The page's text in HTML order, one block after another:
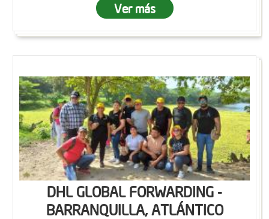
Ver más
DHL GLOBAL FORWARDING -
BARRANQUILLA, ATLÁNTICO